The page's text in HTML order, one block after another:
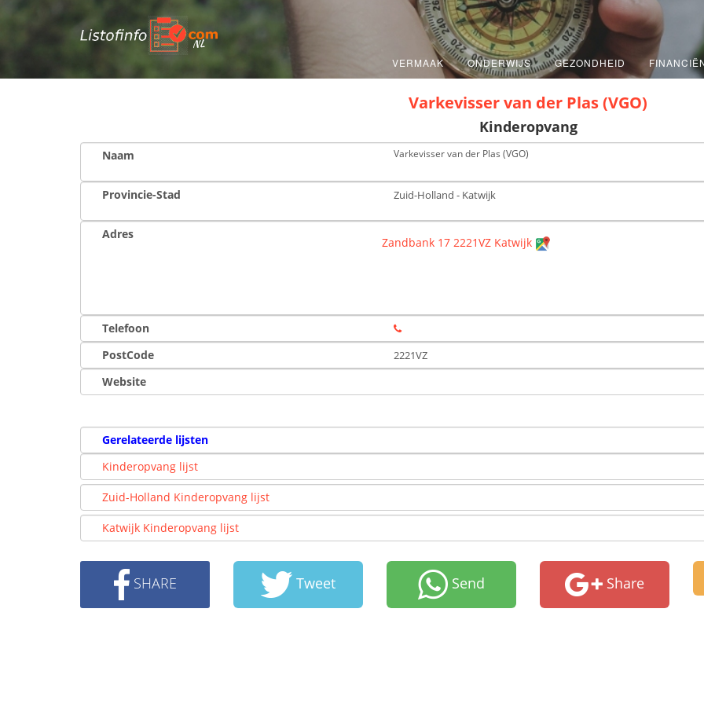
NL
VERMAAK ONDERWIJS GEZONDHEID
Varkevisser van der Plas (VGO)
Kinderopvang
Naam Varkevisser van der Plas (VGO)
Provincie-Stad Zuid-Holland - Katwijk
Adres
Zandbank 17 2221VZ Katwijk
Telefoon
PostCode
2221VZ
Website
Gerelateerde lijsten
Kinderopvang lijst
Zuid-Holland Kinderopvang lijst
Katwijk Kinderopvang lijst
SHARE Tweet Send Share